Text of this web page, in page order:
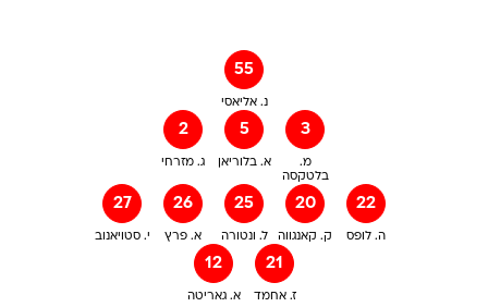
55
נ. אליאסי
2
ג. מזרחי
5
א. בלוריאן
3
מ.
בלטקסה
27
י. סטויאנוב
26
א. פרץ
25
ל. ונטורה
20
ק. קאנגווה
22
ה. לופס
12
א. גאריטה
21
ז. אחמד